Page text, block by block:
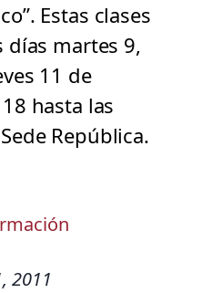
Estas clases
días martes 9,
11 de
hasta las
República.
2011